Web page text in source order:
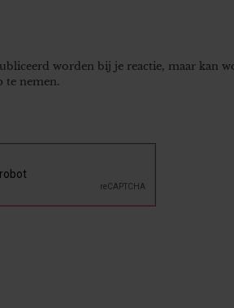
worden bij je reactie, maar kan
te nemen.